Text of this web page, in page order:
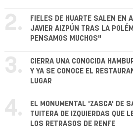
2.
FIELES DE HUARTE SALEN EN
JAVIER AIZPÚN TRAS LA
PENSAMOS MUCHOS"
3.
CIERRA UNA CONOCIDA
Y YA SE CONOCE EL
LUGAR
4.
EL MONUMENTAL 'ZASCA' DE
TUITERA DE IZQUIERDAS QUE
LOS RETRASOS DE RENFE